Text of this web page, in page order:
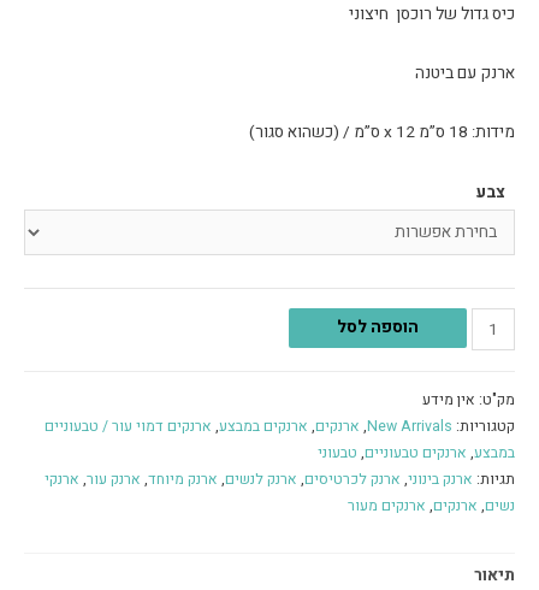
כיס גדול של רוכסן חיצוני
ארנק עם ביטנה
מידות: 18 ס”מ x 12 ס”מ / (כשהוא סגור)
צבע
הוספה לסל
מק"ט: אין מידע
קטגוריות: New Arrivals
, ארנקים, ארנקים במבצע, ארנקים דמוי עור / טבעוניים
במבצע, ארנקים טבעוניים, טבעוני
תגיות: ארנק בינוני, ארנק לכרטיסים, ארנק לנשים, ארנק מיוחד, ארנק עור, ארנקי
נשים, ארנקים, ארנקים מעור
תיאור